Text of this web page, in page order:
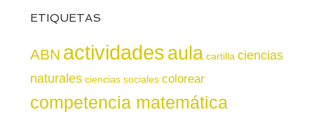
ETIQUETAS
ABN actividadesaula cartilla ciencias
naturales ciencias sociales colorear
competencia matemática